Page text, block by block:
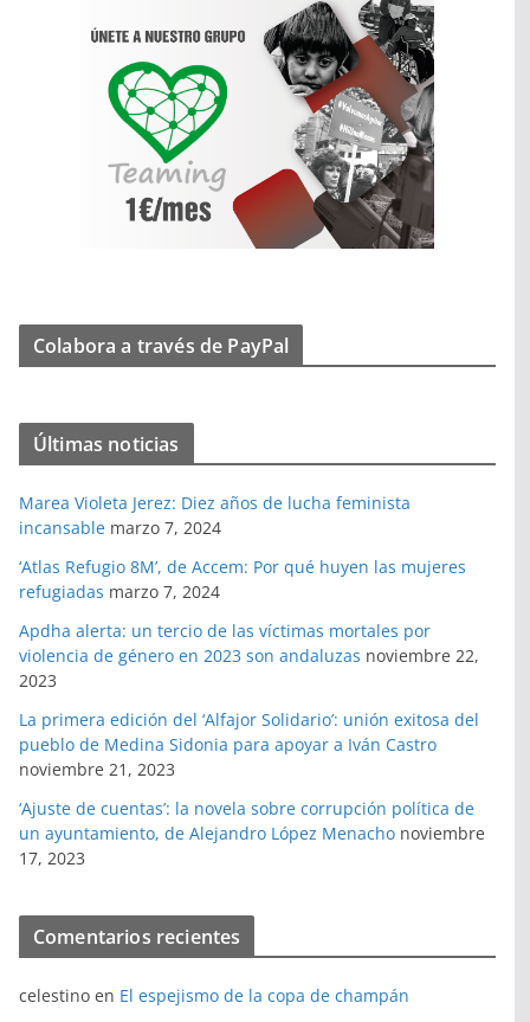
Colabora a través de PayPal
Últimas noticias
Marea Violeta Jerez: Diez años de lucha feminista
incansable marzo 7, 2024
‘Atlas Refugio 8M’, de Accem: Por qué huyen las mujeres
refugiadas marzo 7, 2024
Apdha alerta: un tercio de las víctimas mortales por
violencia de género en 2023 son andaluzas noviembre 22,
2023
La primera edición del ‘Alfajor Solidario’: unión exitosa del
pueblo de Medina Sidonia para apoyar a Iván Castro
noviembre 21, 2023
‘Ajuste de cuentas’: la novela sobre corrupción política de
un ayuntamiento, de Alejandro López Menacho noviembre
17, 2023
Comentarios recientes
celestino en El espejismo de la copa de champán